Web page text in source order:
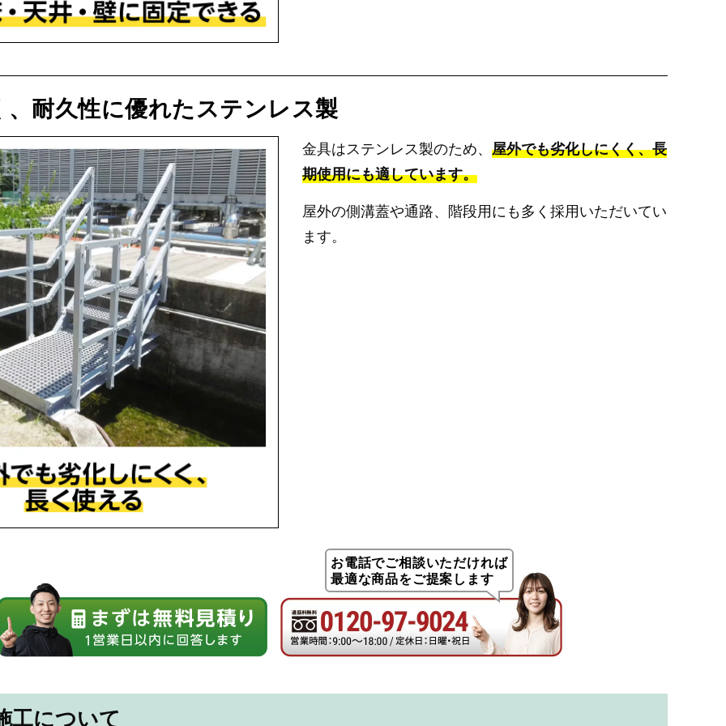
耐久性に優れたステンレス製
金具はステンレス製のため、 屋外でも劣化しにくく、長
期使用にも適しています。
屋外の側溝蓋や通路、階段用にも多く採用いただいてい
ます。
お電話でご相談いただければ
最適な商品をご提案します
工について